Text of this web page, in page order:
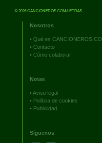
© 2026 CANCIONEROS.COM/LETRAS
Nosotros
• Qué es
• Contacto
• Cómo colaborar
Notas
•Aviso legal
• Política de cookies
• Publicidad
Síguenos